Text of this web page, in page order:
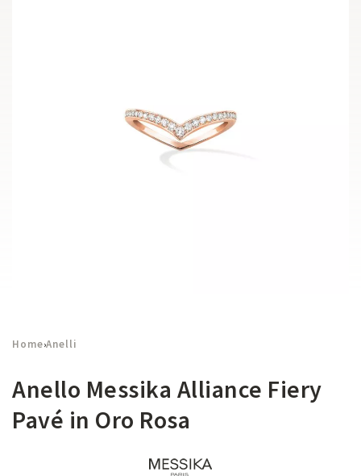
Home›Anelli
Anello Messika Alliance Fiery
Pavé in Oro Rosa